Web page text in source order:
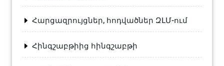
Հարցազրույցներ, հոդվածներ ԶԼՄ-ում
Հինգշաբթիից հինգշաբթի